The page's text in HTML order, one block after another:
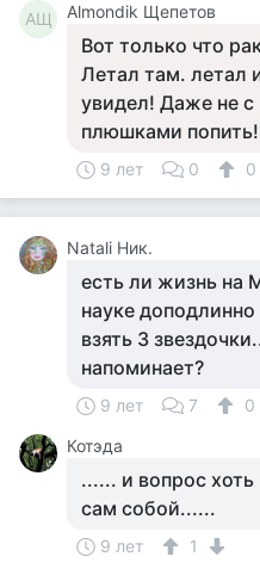
AЩ Almondik Щепетов
Вот только что
Летал там. летал
увидел! Даже не
плюшками попить!
9 лет 0 0
Natali Ник.
есть ли жизнь на
науке
взять 3
напоминает?
9 лет 7
0
Котэда
...... и вопрос
сам собой......
9 лет
1